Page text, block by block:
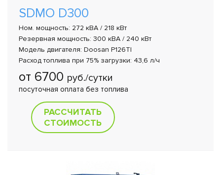
SDMO D300
Ном. мощность: 272 кВА / 218 кВт
Резервная мощность: 300 кВА / 240 кВт
Модель двигателя: Doosan P126TI
Расход топлива при 75% загрузки: 43,6 л/ч
от 6700 руб./сутки
посуточная оплата без топлива
РАССЧИТАТЬ
СТОИМОСТЬ